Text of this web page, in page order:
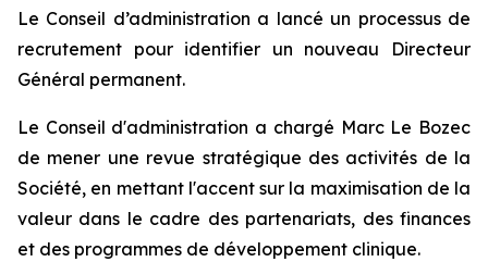
Le Conseil d’administration a lancé un processus de
recrutement pour identifier un nouveau Directeur
Général permanent.
Le Conseil d'administration a chargé Marc Le Bozec
de mener une revue stratégique des activités de la
Société, en mettant l'accent sur la maximisation de la
valeur dans le cadre des partenariats, des finances
et des programmes de développement clinique.